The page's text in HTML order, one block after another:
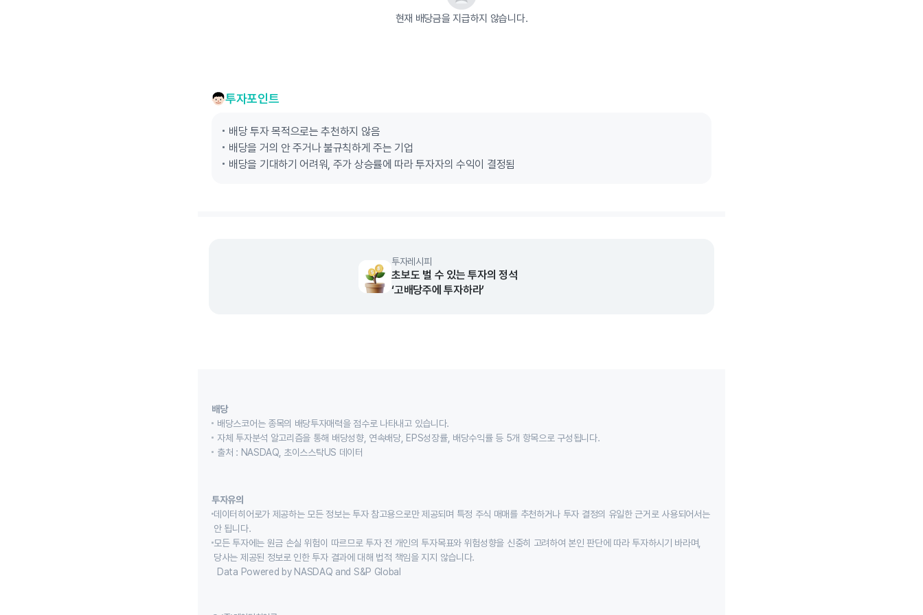
현재 배당금을 지급하지 않습니다.
투자포인트
배당 투자 목적으로는 추천하지 않음
배당을 거의 안 주거나 불규칙하게 주는 기업
배당을 기대하기 어려워, 주가 상승률에 따라 투자자의 수익이 결정됨
투자레시피
초보도 벌 수 있는 투자의 정석
‘고배당주에 투자하라’
배당
배당스코어는 종목의 배당투자매력을 점수로 나타내고 있습니다.
자체 투자분석 알고리즘을 통해 배당성향, 연속배당, EPS성장률, 배당수익률 등 5개 항목으로 구성됩니다.
출처 : NASDAQ, 초이스스탁US 데이터
투자유의
데이터히어로가 제공하는 모든 정보는 투자 참고용으로만 제공되며 특정 주식 매매를 추천하거나 투자 결정의 유일한 근거로 사용되어서는
안 됩니다.
모든 투자에는 원금 손실 위험이 따르므로 투자 전 개인의 투자목표와 위험성향을 신중히 고려하여 본인 판단에 따라 투자하시기 바라며,
당사는 제공된 정보로 인한 투자 결과에 대해 법적 책임을 지지 않습니다.
Data Powered by NASDAQ and S&P Global